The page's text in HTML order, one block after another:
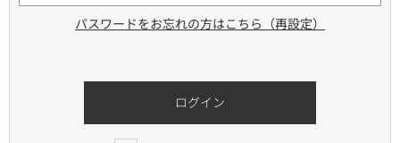
パスワードをお忘れの方はこちら（再設定）